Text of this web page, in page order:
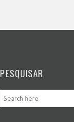
PESQUISAR